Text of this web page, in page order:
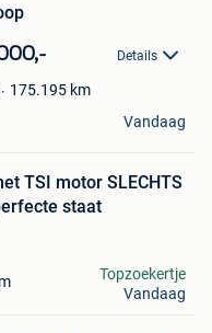
Details
175.195 km
Vandaag
TSI motor SLECHTS
staat
Topzoekertje
Vandaag